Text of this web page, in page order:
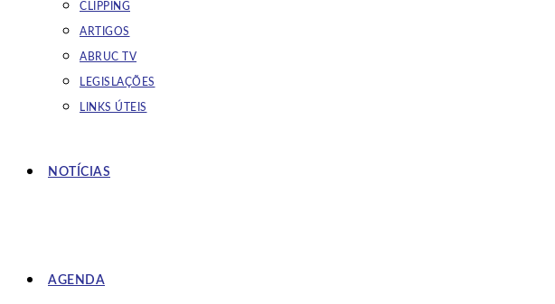
CLIPPING
ARTIGOS
ABRUC TV
LEGISLAÇÕES
LINKS ÚTEIS
NOTÍCIAS
AGENDA